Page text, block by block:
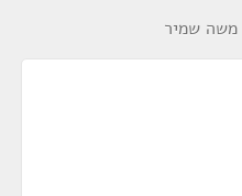
משה שמיר